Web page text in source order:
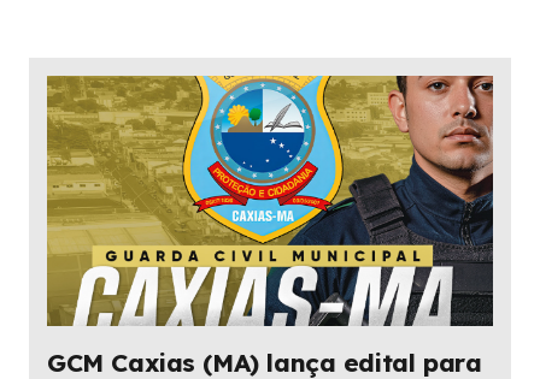
GCM Caxias (MA) lança edital para